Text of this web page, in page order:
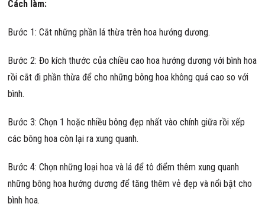
Cách làm:
Bước 1: Cắt những phần lá thừa trên hoa hướng dương.
Bước 2: Đo kích thước của chiều cao hoa hướng dương với bình hoa
rồi cắt đi phần thừa để cho những bông hoa không quá cao so với
bình.
Bước 3: Chọn 1 hoặc nhiều bông đẹp nhất vào chính giữa rồi xếp
các bông hoa còn lại ra xung quanh.
Bước 4: Chọn những loại hoa và lá để tô điểm thêm xung quanh
những bông hoa hướng dương để tăng thêm vẻ đẹp và nổi bật cho
bình hoa.